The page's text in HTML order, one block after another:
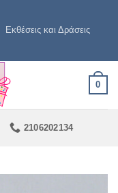
Εκθέσεις και Δράσεις
0
2106202134